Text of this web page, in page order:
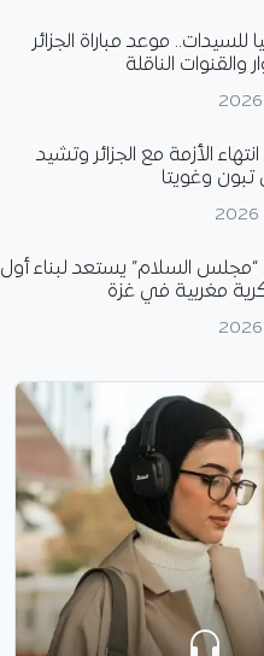
للسيدات.. موعد مباراة الجزائر
والقنوات الناقلة
الأزمة مع الجزائر وتشيد
تبون وغويتا
“مجلس السلام” يستعد لبناء أول
مغربية في غزة